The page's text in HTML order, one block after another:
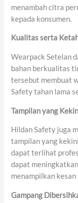
menambah citra
kepada konsumen.
Kualitasserta
Wearpack Setelan
bahan berkualitas
tersebut membuat
Safety tahan lama
Tampilanyang
Hildan Safety juga
tampilan yang
dapat terlihat
dapat
menampilkan
Gampang